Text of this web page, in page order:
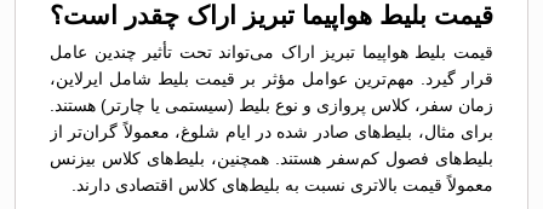
قیمت بلیط هواپیما تبریز اراک چقدر است؟
قیمت بلیط هواپیما تبریز اراک می‌تواند تحت تأثیر چندین عامل
قرار گیرد. مهم‌ترین عوامل مؤثر بر قیمت بلیط شامل ایرلاین،
زمان سفر، کلاس پروازی و نوع بلیط (سیستمی یا چارتر) هستند.
برای مثال، بلیط‌های صادر شده در ایام شلوغ، معمولاً گران‌تر از
بلیط‌های فصول کم‌سفر هستند. همچنین، بلیط‌های کلاس بیزنس
معمولاً قیمت بالاتری نسبت به بلیط‌های کلاس اقتصادی دارند.